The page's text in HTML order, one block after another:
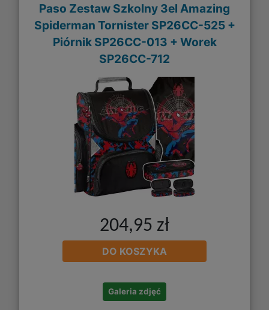
Paso Zestaw Szkolny 3el Amazing
Spiderman Tornister SP26CC-525 +
Piórnik SP26CC-013 + Worek
SP26CC-712
204,95 zł
DO KOSZYKA
Galeria zdjęć